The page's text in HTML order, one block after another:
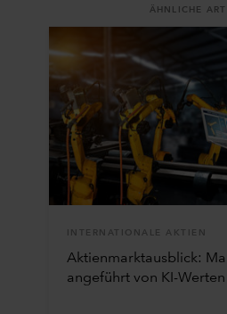
ÄHNLICHE
INTERNATIONALE AKTIEN
Aktienmarktausblick:
angeführt von KI-Werten